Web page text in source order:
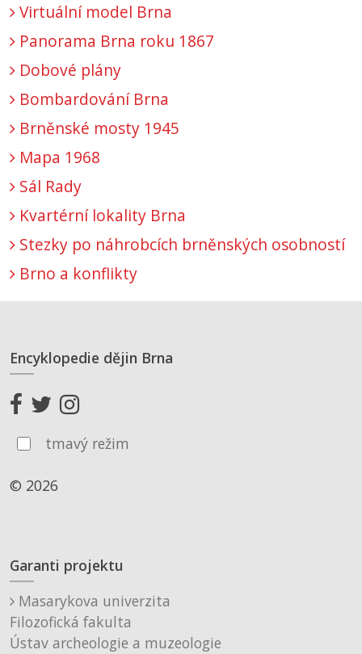
Virtuální model Brna
Panorama Brna roku 1867
Dobové plány
Bombardování Brna
Brněnské mosty 1945
Mapa 1968
Sál Rady
Kvartérní lokality Brna
Stezky po náhrobcích brněnských osobností
Brno a konflikty
Encyklopedie dějin Brna
tmavý režim
© 2026
Garanti projektu
Masarykova univerzita
Filozofická fakulta
Ústav archeologie a muzeologie